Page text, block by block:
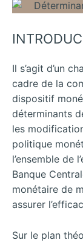
Il s’agit d’un
cadre de la
dispositif
déterminants
les
politique
l’ensemble de
Banque
monétaire de
assurer
Sur le plan